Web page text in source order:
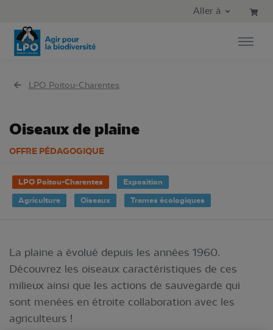
Aller au menu principal
Aller à
LPO Poitou-Charentes
Oiseaux de plaine
OFFRE PÉDAGOGIQUE
LPO Poitou-Charentes
Exposition
Agriculture
Oiseaux Trames écologiques
La plaine a évolué depuis les années 1960.
Découvrez les oiseaux caractéristiques de ces
milieux ainsi que les actions de sauvegarde qui
sont menées en étroite collaboration avec les
agriculteurs !